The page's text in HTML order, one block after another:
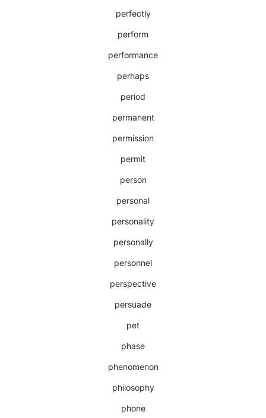
perfectly
perform
performance
perhaps
period
permanent
permission
permit
person
personal
personality
personally
personnel
perspective
persuade
pet
phase
phenomenon
philosophy
phone